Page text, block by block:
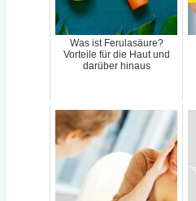
Was ist Ferulasäure?
Vorteile für die Haut und
darüber hinaus